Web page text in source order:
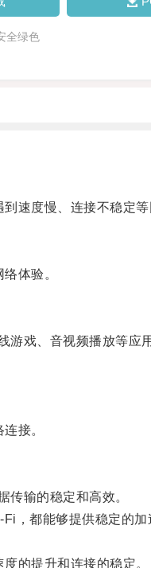
全绿色
速度慢、连接不稳定等
体验。
戏、音视频播放等应用
接。
输的稳定和高效。
都能够提供稳定的加
的提升和连接的稳定。